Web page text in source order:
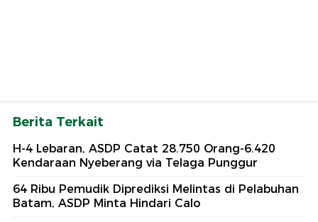
Berita Terkait
H-4 Lebaran, ASDP Catat 28.750 Orang-6.420
Kendaraan Nyeberang via Telaga Punggur
64 Ribu Pemudik Diprediksi Melintas di Pelabuhan
Batam, ASDP Minta Hindari Calo